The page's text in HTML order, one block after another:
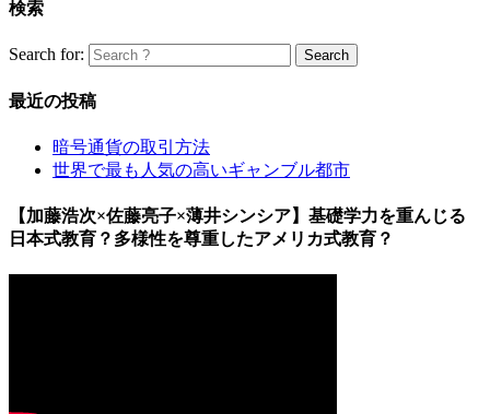
検索
Search for:
最近の投稿
暗号通貨の取引方法
世界で最も人気の高いギャンブル都市
【加藤浩次×佐藤亮子×薄井シンシア】基礎学力を重んじる
日本式教育？多様性を尊重したアメリカ式教育？